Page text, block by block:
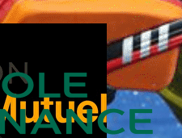
Menu
>
Nous contacter
Portraits
Hockey Fauteuil
Nos prestations